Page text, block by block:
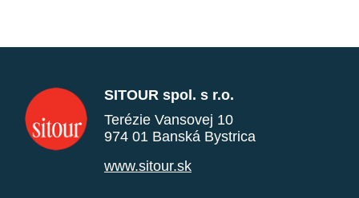
SITOUR spol. s r.o.
Terézie Vansovej 10
974 01 Banská Bystrica
www.sitour.sk